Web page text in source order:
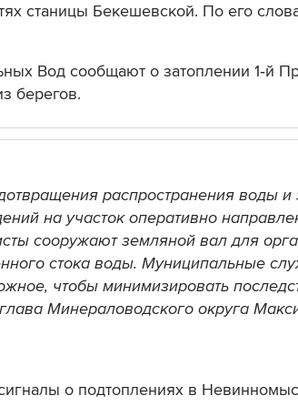
станицы Бекешевской. По его
Вод сообщают о затоплении 1‑й
берегов.
распространения воды и
на участок оперативно
сооружают земляной вал для
стока воды. Муниципальные
чтобы минимизировать
Минераловодского округа
о подтоплениях в